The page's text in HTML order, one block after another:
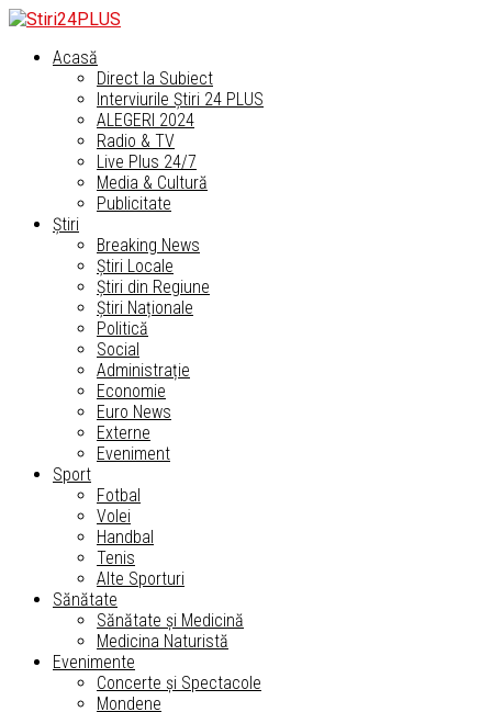
Acasă
Direct la Subiect
Interviurile Știri 24 PLUS
ALEGERI 2024
Radio & TV
Live Plus 24/7
Media & Cultură
Publicitate
Știri
Breaking News
Știri Locale
Știri din Regiune
Știri Naționale
Politică
Social
Administrație
Economie
Euro News
Externe
Eveniment
Sport
Fotbal
Volei
Handbal
Tenis
Alte Sporturi
Sănătate
Sănătate și Medicină
Medicina Naturistă
Evenimente
Concerte și Spectacole
Mondene